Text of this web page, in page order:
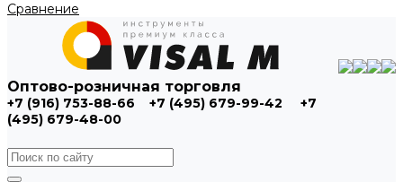
Сравнение
Оптово-розничная торговля
+7 (916) 753-88-66 +7 (495) 679-99-42
+7
(495) 679-48-00